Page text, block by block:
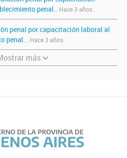
penal.. Hace 3 años.
penal por capacitación laboral al
penal. . Hace 3 años.
más